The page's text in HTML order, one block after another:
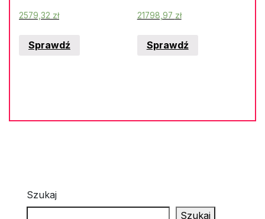
2579,32 zł
Sprawdź
21798,97 zł
Sprawdź
Szukaj
Szukaj